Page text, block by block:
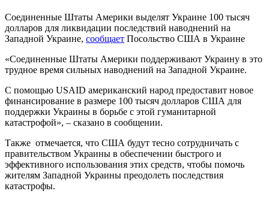
Соединенные Штаты Америки выделят Украине 100 тысяч
долларов для ликвидации последствий наводнений на
Западной Украине, сообщает Посольство США в Украине
«Соединенные Штаты Америки поддерживают Украину в это
трудное время сильных наводнений на Западной Украине.
С помощью USAID американский народ предоставит новое
финансирование в размере 100 тысяч долларов США для
поддержки Украины в борьбе с этой гуманитарной
катастрофой», – сказано в сообщении.
Также отмечается, что США будут тесно сотрудничать с
правительством Украины в обеспечении быстрого и
эффективного использования этих средств, чтобы помочь
жителям Западной Украины преодолеть последствия
катастрофы.